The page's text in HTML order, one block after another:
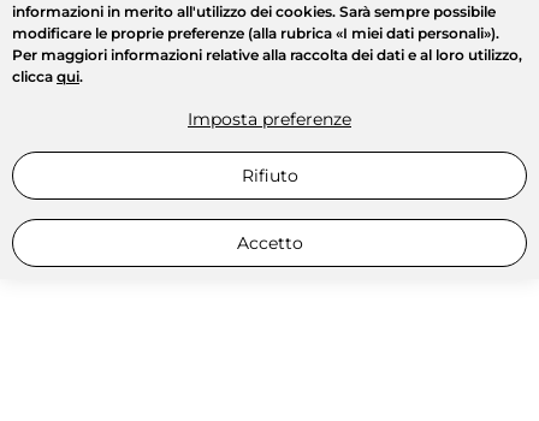
informazioni in merito all'utilizzo dei cookies. Sarà sempre possibile
modificare le proprie preferenze (alla rubrica «I miei dati personali»).
Per maggiori informazioni relative alla raccolta dei dati e al loro utilizzo,
clicca qui.
Imposta preferenze
Rifiuto
Accetto